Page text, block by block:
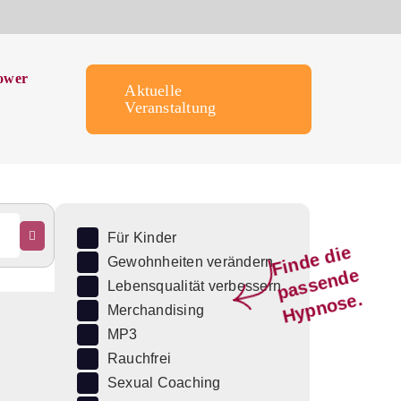
Aktuelle
Veranstaltung
Fi
n
d
e
di
e
p
a
s
s
e
n
d
e
H
y
p
n
o
s
e.
Für Kinder
Gewohnheiten verändern
Lebensqualität verbessern
Merchandising
MP3
Rauchfrei
Sexual Coaching